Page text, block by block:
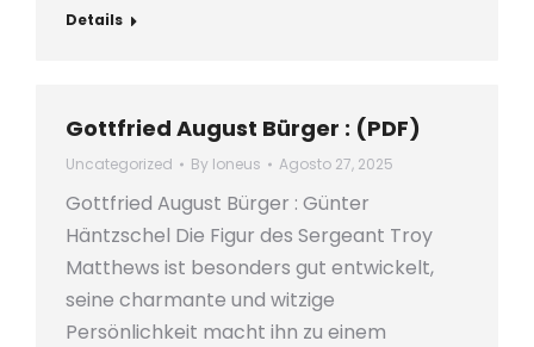
Details
Gottfried August Bürger : (PDF)
Uncategorized By loneus Agosto 27, 2025
Gottfried August Bürger : Günter
Häntzschel Die Figur des Sergeant Troy
Matthews ist besonders gut entwickelt,
seine charmante und witzige
Persönlichkeit macht ihn zu einem